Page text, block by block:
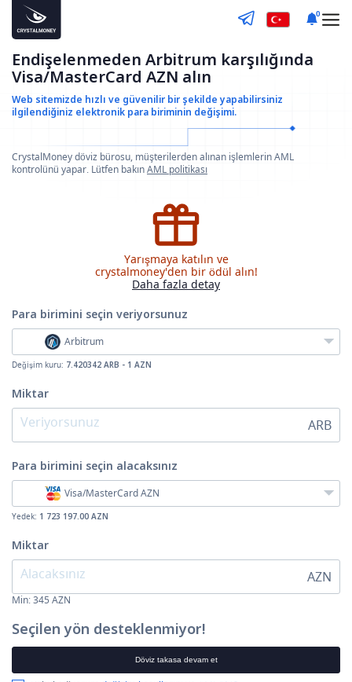
0
Endişelenmeden Arbitrum karşılığında
Visa/MasterCard AZN alın
Web sitemizde hızlı ve güvenilir bir şekilde yapabilirsiniz
ilgilendiğiniz elektronik para biriminin değişimi.
CrystalMoney döviz bürosu, müşterilerden alınan işlemlerin AML
kontrolünü yapar. Lütfen bakınAML politikası
Yarışmaya katılın ve
crystalmoney'den bir ödül alın!
Daha fazla detay
Para birimini seçin veriyorsunuz
Arbitrum
Değişim kuru: 7.420342 ARB - 1 AZN
Miktar
ARB
Para birimini seçin alacaksınız
Visa/MasterCard AZN
Yedek: 1 723 197.00 AZN
Miktar
AZN
Min:345 AZN
Seçilen yön desteklenmiyor!
Döviz takasa devam et